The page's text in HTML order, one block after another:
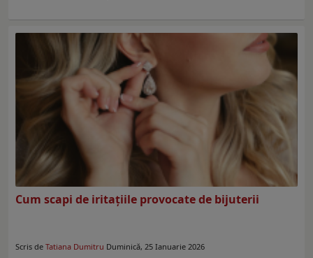
Cum scapi de iritațiile provocate de bijuterii
Scris de Tatiana Dumitru Duminică, 25 Ianuarie 2026